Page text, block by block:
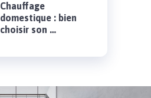
Chauffage
domestique : bien
choisir son …